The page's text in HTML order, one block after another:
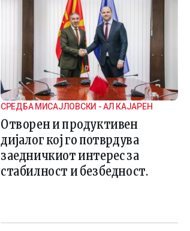
СРЕДБА МИСАЈЛОВСКИ - АЛ КАЈАРЕН
Отворен и продуктивен
дијалог кој го потврдува
заедничкиот интерес за
стабилност и безбедност.